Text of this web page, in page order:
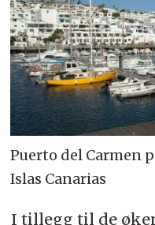
Puerto del Carmen
Islas Canarias
I tillegg til de